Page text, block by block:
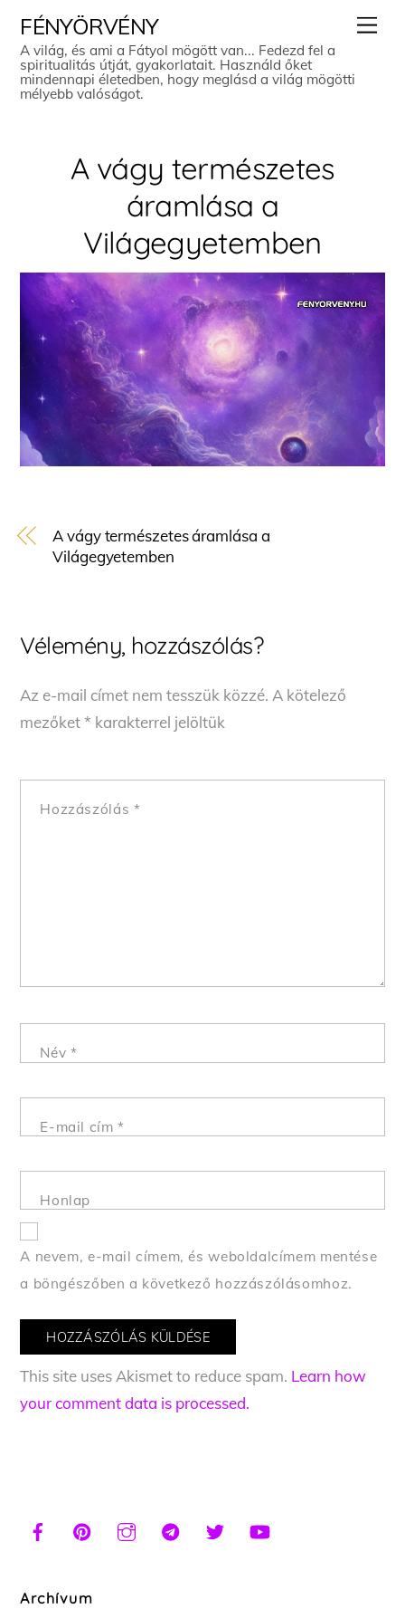
content
FÉNYÖRVÉNY
A világ, és ami a Fátyol mögött van... Fedezd fel a
spiritualitás útját, gyakorlatait. Használd őket
mindennapi életedben, hogy meglásd a világ mögötti
mélyebb valóságot.
A vágy természetes
áramlása a
Világegyetemben
A vágy természetes áramlása a
Világegyetemben
Vélemény, hozzászólás?
Az e-mail címet nem tesszük közzé. A kötelező
mezőket* karakterrel jelöltük
Hozzászólás *
Név *
E-mail cím*
Honlap
A nevem, e-mail címem, és weboldalcímem mentése
a böngészőben a következő hozzászólásomhoz.
This site uses Akismet to reduce spam. Learn how
your comment data is processed.
Archívum